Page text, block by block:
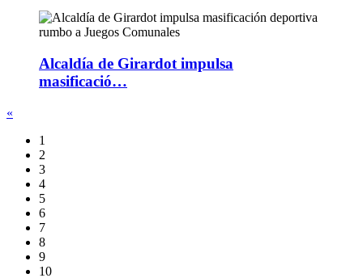
Alcaldía de Girardot impulsa
masificació…
«
1
2
3
4
5
6
7
8
9
10